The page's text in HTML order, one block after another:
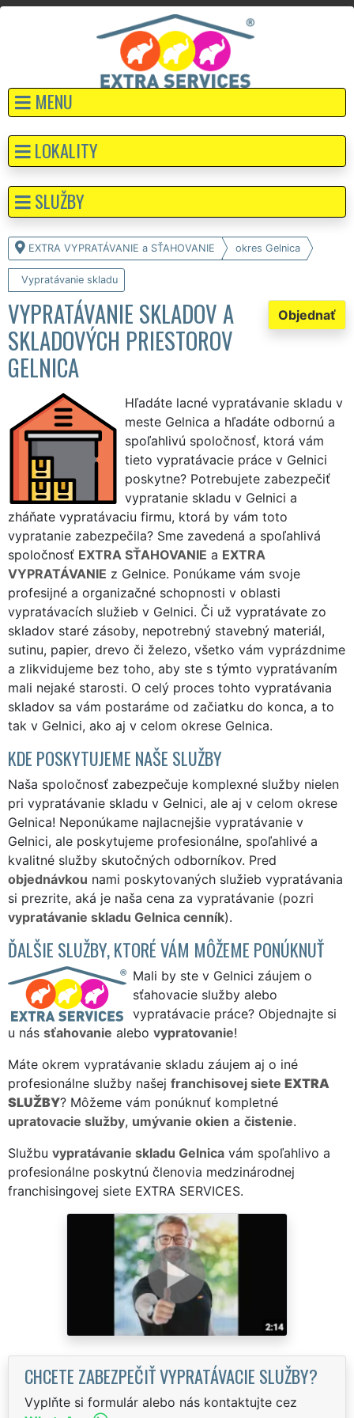
MENU
EXTRA VYPRATÁVANIE a SŤAHOVANIE okres Gelnica
Vypratávanie skladu
Objednať
VYPRATÁVANIE SKLADOV A
SKLADOVÝCH PRIESTOROV
GELNICA
Hľadáte lacné vypratávanie skladu v
meste Gelnica a hľadáte odbornú a
spoľahlivú spoločnosť, ktorá vám
tieto vypratávacie práce v Gelnici
poskytne? Potrebujete zabezpečiť
vypratanie skladu v Gelnici a
zháňate vypratávaciu firmu, ktorá by vám toto
vypratanie zabezpečila? Sme zavedená a spoľahlivá
spoločnosť EXTRA SŤAHOVANIE a EXTRA
VYPRATÁVANIE z Gelnice. Ponúkame vám svoje
profesijné a organizačné schopnosti v oblasti
vypratávacích služieb v Gelnici. Či už vypratávate zo
skladov staré zásoby, nepotrebný stavebný materiál,
sutinu, papier, drevo či železo, všetko vám vyprázdnime
a zlikvidujeme bez toho, aby ste s týmto vypratávaním
mali nejaké starosti. O celý proces tohto vypratávania
skladov sa vám postaráme od začiatku do konca, a to
tak v Gelnici, ako aj v celom okrese Gelnica.
KDE POSKYTUJEME NAŠE SLUŽBY
Naša spoločnosť zabezpečuje komplexné služby nielen
pri vypratávanie skladu v Gelnici, ale aj v celom okrese
Gelnica! Neponúkame najlacnejšie vypratávanie v
Gelnici, ale poskytujeme profesionálne, spoľahlivé a
kvalitné služby skutočných odborníkov. Pred
objednávkou nami poskytovaných služieb vypratávania
si prezrite, aká je naša cena za vypratávanie (pozri
vypratávanie skladu Gelnica cenník).
ĎALŠIE SLUŽBY, KTORÉ VÁM MÔŽEME PONÚKNUŤ
Mali by ste v Gelnici záujem o
sťahovacie služby alebo
vypratávacie práce? Objednajte si
u nás sťahovanie alebo vypratovanie!
Máte okrem vypratávanie skladu záujem aj o iné
profesionálne služby našej franchisovej siete EXTRA
SLUŽBY? Môžeme vám ponúknuť kompletné
upratovacie služby, umývanie okien a čistenie.
Službu vypratávanie skladu Gelnica vám spoľahlivo a
profesionálne poskytnú členovia medzinárodnej
franchisingovej siete EXTRA SERVICES.
CHCETE ZABEZPEČIŤ VYPRATÁVACIE SLUŽBY?
Vyplňte si formulár alebo nás kontaktujte cez
LOKALITY
SLUŽBY